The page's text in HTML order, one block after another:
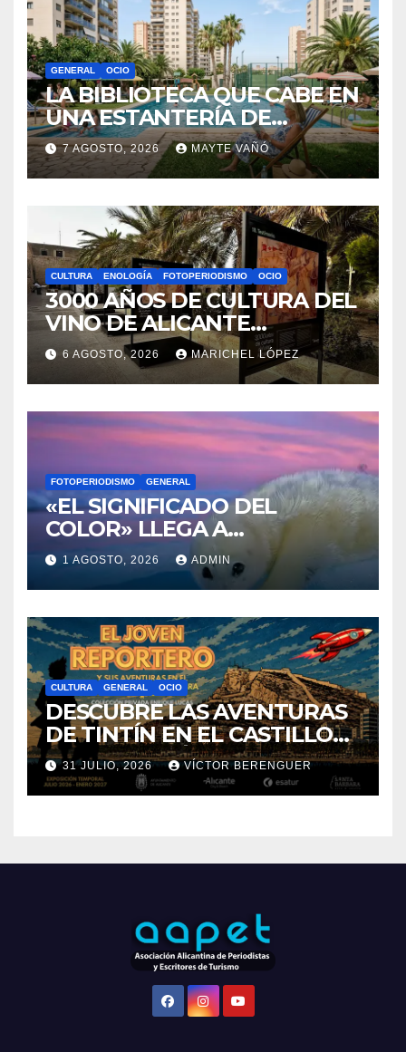
GENERAL OCIO
LA BIBLIOTECA QUE CABE EN
UNA ESTANTERÍA DE
WALLAPOP
7 AGOSTO, 2026 MAYTE VAÑÓ
CULTURA ENOLOGÍA FOTOPERIODISMO OCIO
3000 AÑOS DE CULTURA DEL
VINO DE ALICANTE
RENACEN EN EL CASTILLO
DE SANTA BÁRBARA
6 AGOSTO, 2026 MARICHEL LÓPEZ
FOTOPERIODISMO GENERAL
«EL SIGNIFICADO DEL
COLOR» LLEGA A
VILLAJOYOSA
1 AGOSTO, 2026 ADMIN
CULTURA GENERAL OCIO
DESCUBRE LAS AVENTURAS
DE TINTÍN EN EL CASTILLO
DE SANTA BÁRBARA DE
ALICANTE
31 JULIO, 2026 VÍCTOR BERENGUER